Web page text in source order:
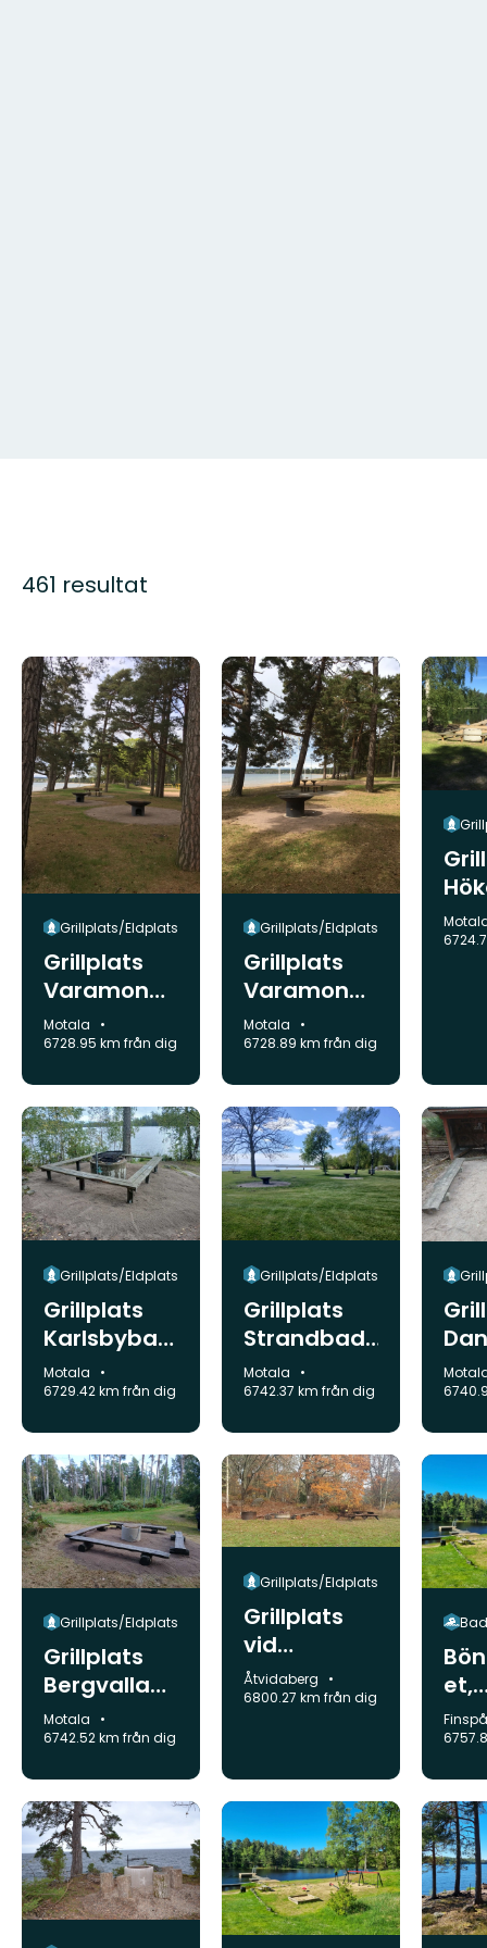
461 resultat
Grillplats/Eldplats
Grillplats
Varamon
Månvägen
Kommun:
Motala
6728.95 km från dig
Grillplats/Eldplats
Grillplats
Varamon
Vildmarksv
ägen
Kommun:
Motala
6728.89 km från dig
Grillplats/Eldplats
Grillplats
Karlsbybad
et
Kommun:
Motala
6729.42 km från dig
Grillplats/Eldplats
Grillplats
Strandbad
et
Borensberg
Kommun:
Motala
6742.37 km från dig
Grillplats/Eldplats
Grillplats
Bergvalla
skolskog
Kommun:
Motala
6742.52 km från dig
Grillplats/Eldplats
Grillplats
vid
discgolfban
an
Kommun:
Åtvidaberg
6800.27 km från dig
et,